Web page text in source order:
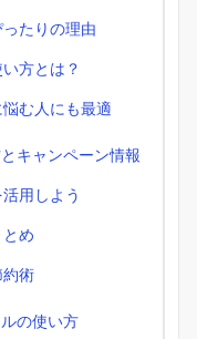
たりの理由
方とは？
む人にも最適
キャンペーン情報
用しよう
め
約術
の使い方